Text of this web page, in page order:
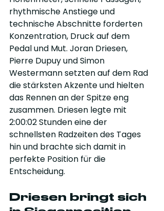
rhythmische Anstiege und
technische Abschnitte forderten
Konzentration, Druck auf dem
Pedal und Mut. Joran Driesen,
Pierre Dupuy und Simon
Westermann setzten auf dem Rad
die stärksten Akzente und hielten
das Rennen an der Spitze eng
zusammen. Driesen legte mit
2:00:02 Stunden eine der
schnellsten Radzeiten des Tages
hin und brachte sich damit in
perfekte Position für die
Entscheidung.
Driesen bringt sich